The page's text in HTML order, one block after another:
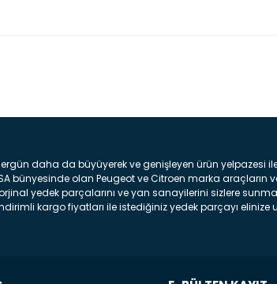
daha da büyüyerek ve genişleyen ürün yelpazesi
bünyesinde olan Peugeot ve Citroen marka araçların
yedek parçalarını ve yan sanayilerini sizlere
kargo fiyatları ile istediğiniz yedek parçayı elinize
amacı ile yapılmış olan kaporta aksam parçasıdır.
bulunan frenleme ana elemanıdır . Hangi